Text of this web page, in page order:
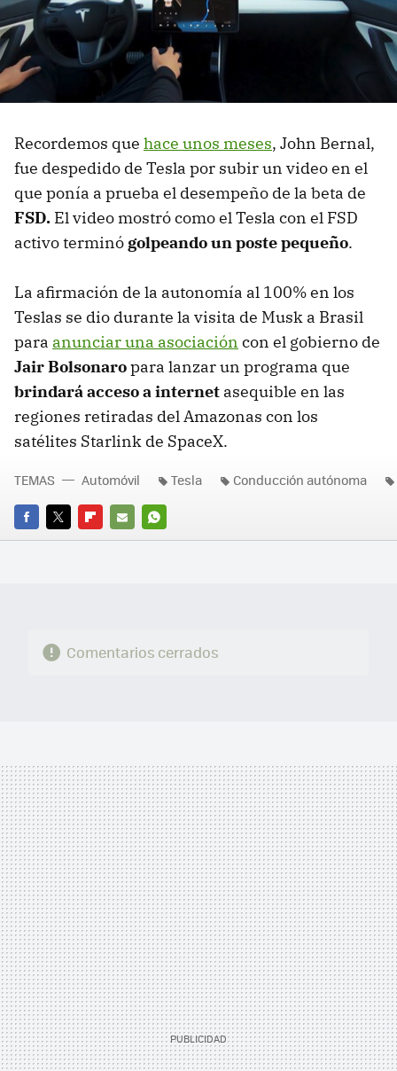
Recordemos que hace unos meses, John Bernal,
fue despedido de Tesla por subir un video en el
que ponía a prueba el desempeño de la beta de
FSD. El video mostró como el Tesla con el FSD
activo terminó golpeando un poste pequeño.
La afirmación de la autonomía al 100% en los
Teslas se dio durante la visita de Musk a Brasil
para anunciar una asociación con el gobierno de
Jair Bolsonaropara lanzar un programa que
brindará acceso a internet asequible en las
regiones retiradas del Amazonas con los
satélites Starlink de SpaceX.
FACEBOOK
TWITTERFLIPBOARD
E-
WHATSAPP
TEMAS Automóvil Tesla Conducción autónoma
Comentarios cerrados